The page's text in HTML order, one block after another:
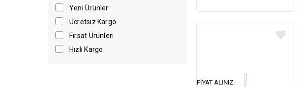
Manitou
İmalat
Terex
Esco
Yeni Ürünler
Ücretsiz Kargo
Fırsat Ürünleri
Hızlı Kargo
FIYAT ALINIZ.